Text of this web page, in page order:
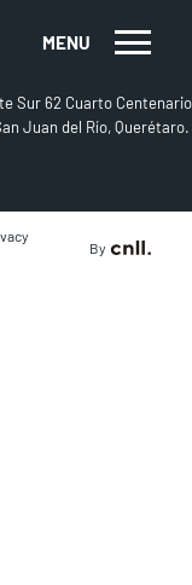
MENU
Sur 62 Cuarto Centenario
Juan del Río, Querétaro.
By